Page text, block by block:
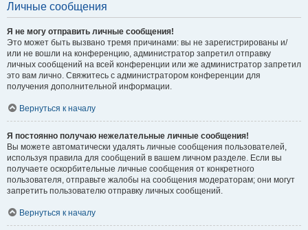
Личные сообщения
Я не могу отправить личные сообщения!
Это может быть вызвано тремя причинами: вы не зарегистрированы и/
или не вошли на конференцию, администратор запретил отправку
личных сообщений на всей конференции или же администратор запретил
это вам лично. Свяжитесь с администратором конференции для
получения дополнительной информации.
Вернуться к началу
Я постоянно получаю нежелательные личные сообщения!
Вы можете автоматически удалять личные сообщения пользователей,
используя правила для сообщений в вашем личном разделе. Если вы
получаете оскорбительные личные сообщения от конкретного
пользователя, отправьте жалобы на сообщения модераторам; они могут
запретить пользователю отправку личных сообщений.
Вернуться к началу